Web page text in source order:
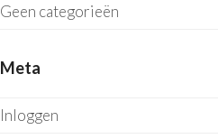
Geen categorieën
Meta
Inloggen